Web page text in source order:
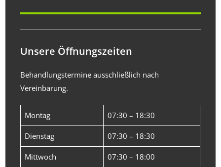
Unsere Öffnungszeiten
Behandlungstermine ausschließlich nach
Vereinbarung.
Montag 07:30 – 18:30
Dienstag 07:30 – 18:30
Mittwoch 07:30 – 18:00